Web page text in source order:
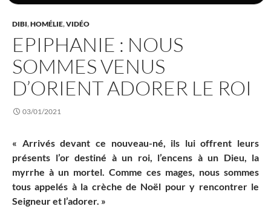
DIBI,HOMÉLIE,VIDÉO
EPIPHANIE : NOUS
SOMMES VENUS
D’ORIENT ADORER LE ROI
03/01/2021
« Arrivés devant ce nouveau-né, ils lui offrent leurs
présents l’or destiné à un roi, l’encens à un Dieu, la
myrrhe à un mortel. Comme ces mages, nous sommes
tous appelés à la crèche de Noël pour y rencontrer le
Seigneur et l’adorer. »